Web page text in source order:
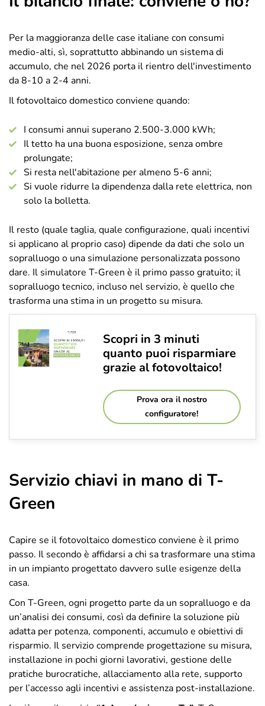
Per la maggioranza delle case italiane con consumi
medio-alti, sì, soprattutto abbinando un sistema di
accumulo, che nel 2026 porta il rientro dell'investimento
da 8-10 a 2-4 anni.
Il fotovoltaico domestico conviene quando:
I consumi annui superano 2.500-3.000 kWh;
Il tetto ha una buona esposizione, senza ombre
prolungate;
Si resta nell'abitazione per almeno 5-6 anni;
Si vuole ridurre la dipendenza dalla rete elettrica, non
solo la bolletta.
Il resto (quale taglia, quale configurazione, quali incentivi
si applicano al proprio caso) dipende da dati che solo un
sopralluogo o una simulazione personalizzata possono
dare. Il simulatore T-Green è il primo passo gratuito; il
sopralluogo tecnico, incluso nel servizio, è quello che
trasforma una stima in un progetto su misura.
Scopri in 3 minuti
quanto puoi risparmiare
grazie al fotovoltaico!
Prova ora il nostro
configuratore!
Servizio chiavi in mano di T-
Green
Capire se il fotovoltaico domestico conviene è il primo
passo. Il secondo è affidarsi a chi sa trasformare una stima
in un impianto progettato davvero sulle esigenze della
casa.
Con T-Green, ogni progetto parte da un sopralluogo e da
un’analisi dei consumi, così da definire la soluzione più
adatta per potenza, componenti, accumulo e obiettivi di
risparmio. Il servizio comprende progettazione su misura,
installazione in pochi giorni lavorativi, gestione delle
pratiche burocratiche, allacciamento alla rete, supporto
per l’accesso agli incentivi e assistenza post-installazione.